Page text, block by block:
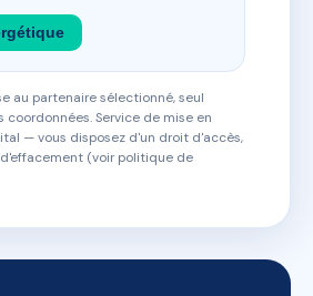
au partenaire sélectionné, seul
Service de mise en
— vous disposez d'un droit d'accès,
(voir politique de